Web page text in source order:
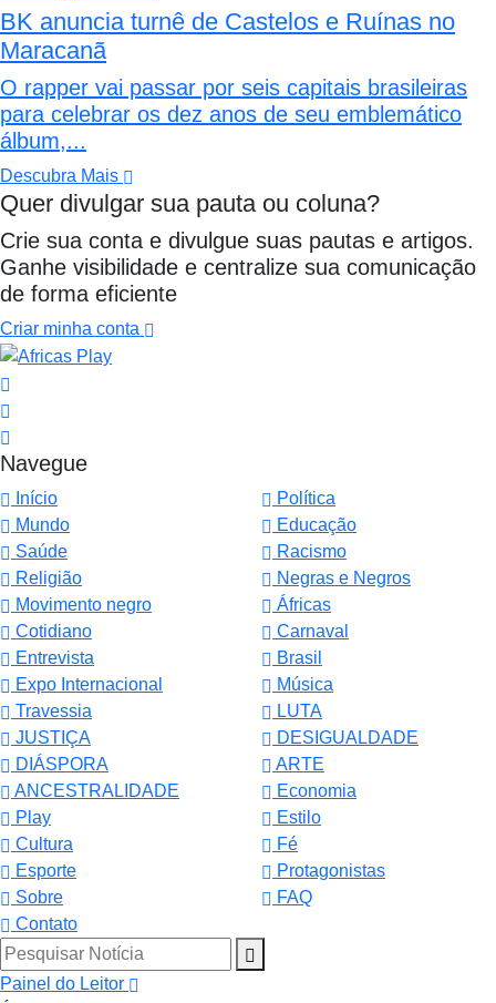
BK anuncia turnê de Castelos e Ruínas no
Maracanã
O rapper vai passar por seis capitais brasileiras
para celebrar os dez anos de seu emblemático
álbum,...
Descubra Mais
Quer divulgar sua pauta ou coluna?
Crie sua conta e divulgue suas pautas e artigos.
Ganhe visibilidade e centralize sua comunicação
de forma eficiente
Criar minha conta
Navegue
Início
Política
Mundo
Educação
Saúde
Racismo
Religião
Negras e Negros
Movimento negro
Áfricas
Cotidiano
Carnaval
Entrevista
Brasil
Expo Internacional
Música
Travessia
LUTA
JUSTIÇA
DESIGUALDADE
DIÁSPORA
ARTE
ANCESTRALIDADE
Economia
Play
Estilo
Cultura
Fé
Esporte
Protagonistas
Sobre
FAQ
Contato
Pesquisar Notícia
Painel do Leitor